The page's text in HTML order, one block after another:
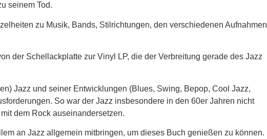
seinem Tod.
zu Musik, Bands, Stilrichtungen, den verschiedenen Aufnahmen
der Schellackplatte zur Vinyl LP, die der Verbreitung gerade des Jazz
Jazz und seiner Entwicklungen (Blues, Swing, Bepop, Cool Jazz,
So war der Jazz insbesondere in den 60er Jahren nicht
dem Rock auseinandersetzen.
an Jazz allgemein mitbringen, um dieses Buch genießen zu können.